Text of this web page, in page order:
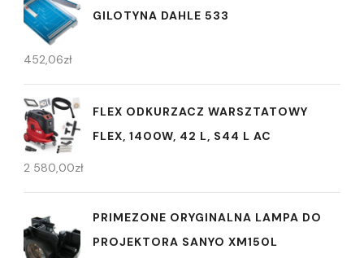
GILOTYNA DAHLE 533
452,06zł
FLEX ODKURZACZ WARSZTATOWY
FLEX, 1400W, 42 L, S44 L AC
2 580,00zł
PRIMEZONE ORYGINALNA LAMPA DO
PROJEKTORA SANYO XM150L